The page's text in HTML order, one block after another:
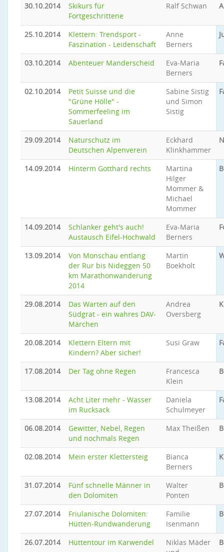
30.10.2014
Skikurs für
Fortgeschrittene
Ralf Schwan
25.10.2014
Klettern: Trendsport -
Faszination - Leidenschaft
Anne
Berners
03.10.2014 Abenteuer Manderscheid
Eva-Maria
Berners
02.10.2014
Petit Suisse und die
"Grüne Hölle" -
Sommerfeeling im
Sauerland
Sabine Sistig
und Simon
Sistig
29.09.2014
Naturschutz im
Deutschen Alpenverein
Eckhard
Klinkhammer
14.09.2014 Hinterm Gotthard rechts
Martina
Hilger
Mommer &
Michael
Mommer
14.09.2014
Schlanker geht's auch!
Austausch Eifel-Hochwald
Eva-Maria
Berners
13.09.2014
Von Monschau entlang
der Rur bis Nideggen 50
km Marathonwanderung
2014
Martin
Boekholt
29.08.2014
Das Warten auf den
Südgrat - ein wahres DAV-
Märchen
Andrea
Oversberg
20.08.2014
Klettern Eltern mit
Kindern? Aber sicher!
Susi Graw
17.08.2014 Der Tag ohne Regen
Francesca
Klein
13.08.2014
Acht Liter mehr - Wasser
im Rucksack
Daniela
Schulmeyer
06.08.2014
Gewitter, Nebel, Regen
und nochmals Regen
Max Theißen
02.08.2014 Mein erster Klettersteig
Bianca
Berners
31.07.2014
Fünf schnelle Männer in
den Dolomiten
Walter
Ponten
27.07.2014
Friulanische Dolomiten:
Hütten-Rundwanderung
Familie
Isenmann
26.07.2014 Hüttentour im Karwendel
Niklas Mäder